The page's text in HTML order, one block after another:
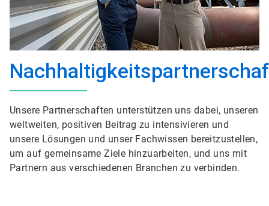
Unsere Partnerschaften unterstützen uns dabei, unseren
weltweiten, positiven Beitrag zu intensivieren und
unsere Lösungen und unser Fachwissen bereitzustellen,
um auf gemeinsame Ziele hinzuarbeiten, und uns mit
Partnern aus verschiedenen Branchen zu verbinden.